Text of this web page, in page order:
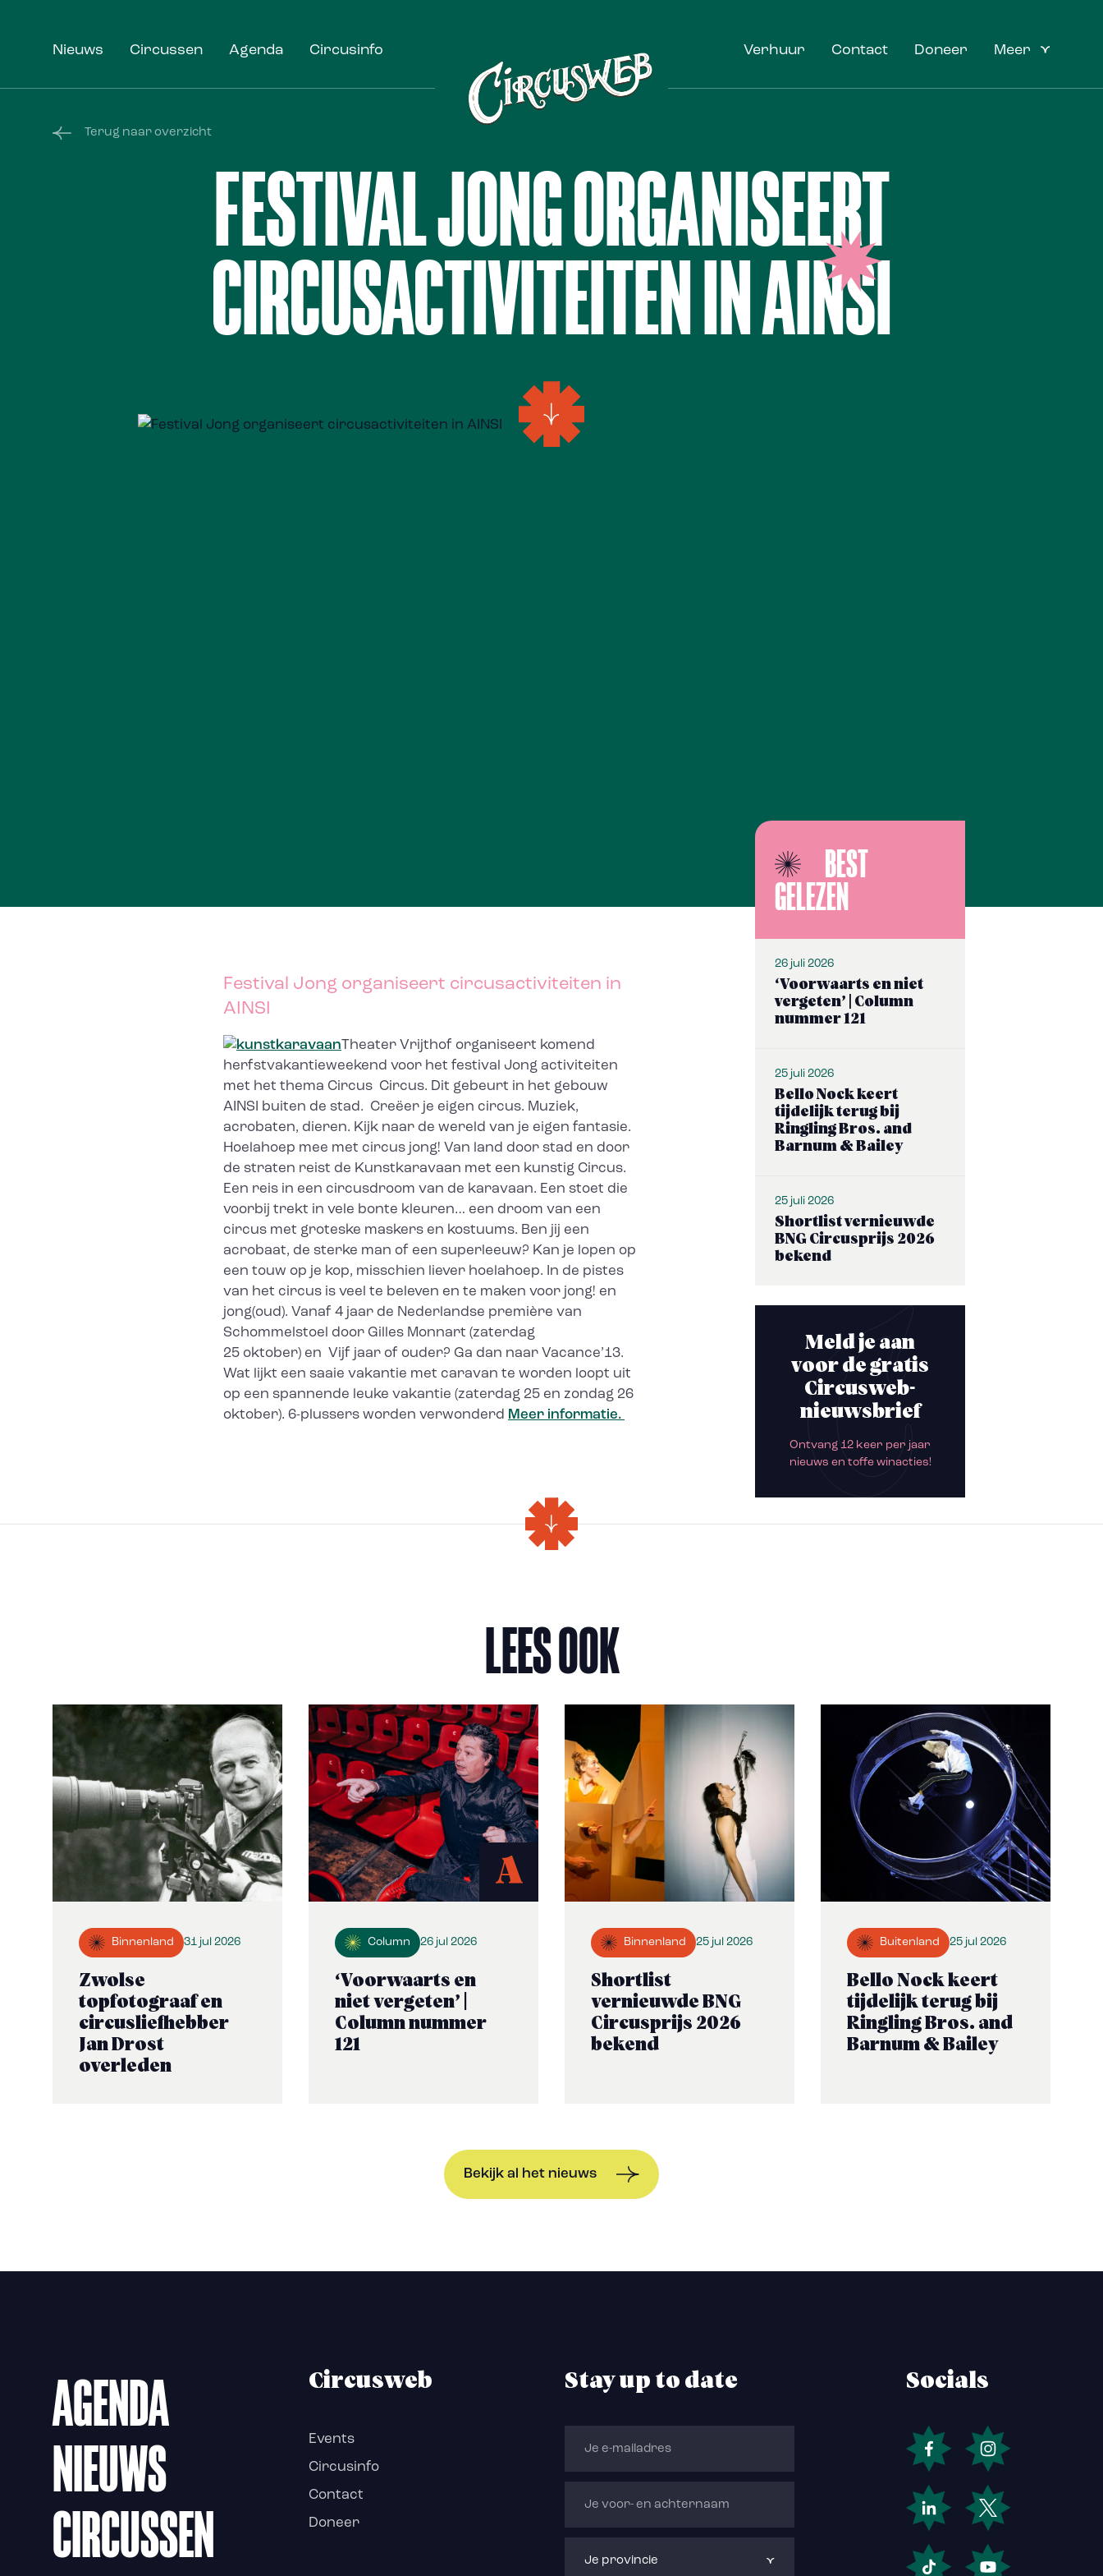
Nieuws Circussen Agenda Circusinfo Verhuur Contact Doneer Meer
Terug naar overzicht
FESTIVAL JONG ORGANISEERT
CIRCUSACTIVITEITEN IN AINSI
Festival Jong organiseert circusactiviteiten in
AINSI
Theater Vrijthof organiseert komend
herfstvakantieweekend voor het festival Jong activiteiten
met het thema Circus Circus. Dit gebeurt in het gebouw
AINSI buiten de stad. Creëer je eigen circus. Muziek,
acrobaten, dieren. Kijk naar de wereld van je eigen fantasie.
Hoelahoep mee met circus jong! Van land door stad en door
de straten reist de Kunstkaravaan met een kunstig Circus.
Een reis in een circusdroom van de karavaan. Een stoet die
voorbij trekt in vele bonte kleuren… een droom van een
circus met groteske maskers en kostuums. Ben jij een
acrobaat, de sterke man of een superleeuw? Kan je lopen op
een touw op je kop, misschien liever hoelahoep. In de pistes
van het circus is veel te beleven en te maken voor jong! en
jong(oud). Vanaf 4 jaar de Nederlandse première van
Schommelstoel door Gilles Monnart (zaterdag
25 oktober) en Vijf jaar of ouder? Ga dan naar Vacance’13.
Wat lijkt een saaie vakantie met caravan te worden loopt uit
op een spannende leuke vakantie (zaterdag 25 en zondag 26
oktober). 6-plussers worden verwonderd Meer informatie.
BEST
GELEZEN
26 juli 2026
‘Voorwaarts en niet
vergeten’ | Column
nummer 121
25 juli 2026
Bello Nock keert
tijdelijk terug bij
Ringling Bros. and
Barnum & Bailey
25 juli 2026
Shortlist vernieuwde
BNG Circusprijs 2026
bekend
Meld je aan
voor de gratis
Circusweb-
nieuwsbrief
Ontvang 12 keer per jaar
nieuws en toffe winacties!
LEES OOK
Binnenland 31 jul 2026
Zwolse
topfotograaf en
circusliefhebber
Jan Drost
overleden
A
Column 26 jul 2026
‘Voorwaarts en
niet vergeten’ |
Column nummer
121
Binnenland 25 jul 2026
Shortlist
vernieuwde BNG
Circusprijs 2026
bekend
Buitenland 25 jul 2026
Bello Nock keert
tijdelijk terug bij
Ringling Bros. and
Barnum & Bailey
Bekijk al het nieuws
AGENDA
NIEUWS
CIRCUSSEN
Circusweb
Events
Circusinfo
Contact
Doneer
Stay up to date Socials